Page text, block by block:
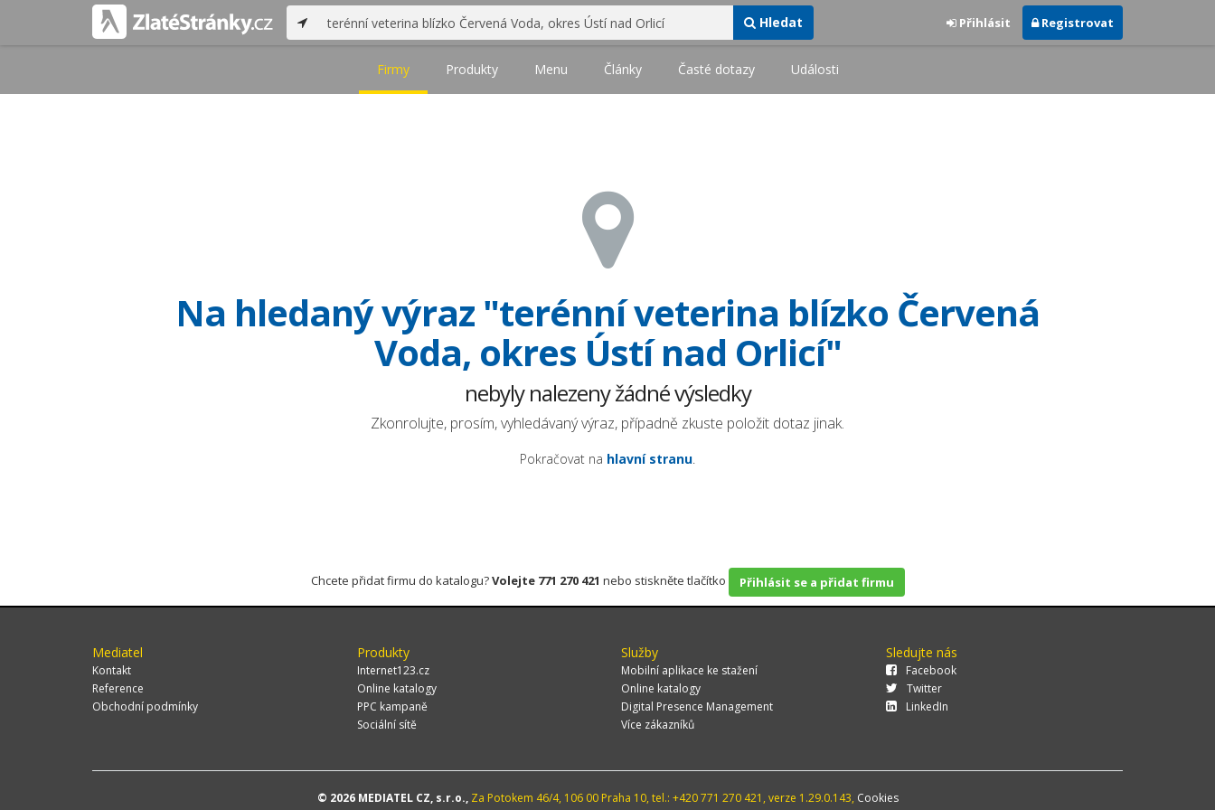
Hledat Přihlásit Registrovat
Firmy Produkty Menu Články Časté dotazy Události
Na hledaný výraz "terénní veterina blízko Červená
Voda, okres Ústí nad Orlicí"
nebyly nalezeny žádné výsledky
Zkonrolujte, prosím, vyhledávaný výraz, případně zkuste položit dotaz jinak.
Pokračovat na hlavní stranu.
Chcete přidat firmu do katalogu?Volejte 771 270 421 nebo stiskněte tlačítko Přihlásit se a přidat firmu
Mediatel
Kontakt
Reference
Obchodní podmínky
Produkty
Internet123.cz
Online katalogy
PPC kampaně
Sociální sítě
Služby
Mobilní aplikace ke stažení
Online katalogy
Digital Presence Management
Více zákazníků
Sledujte nás
Facebook
Twitter
LinkedIn
© 2026 MEDIATEL CZ, s.r.o.,Za Potokem 46/4, 106 00 Praha 10, tel.: +420 771 270 421, verze 1.29.0.143, Cookies